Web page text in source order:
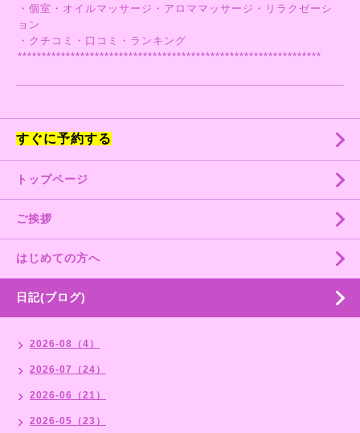
・個室・オイルマッサージ・アロママッサージ・リラクゼーシ
ョン
・クチコミ・口コミ・ランキング
***************************************************************
すぐに予約する
トップページ
ご挨拶
はじめての方へ
日記(ブログ)
2026-08（4）
2026-07（24）
2026-06（21）
2026-05（23）